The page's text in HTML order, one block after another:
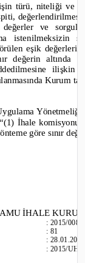
türü, niteliği ve
değerler ve sorgul
istenilmeksizin
eşik
değerin
Kurum
“(1) İhale
göre sınır
İHALE
:2015/008
:81
:
:2015/